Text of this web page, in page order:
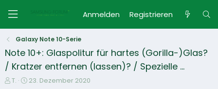
Anmelden Registrieren
Galaxy Note 10-Serie
Note 10+: Glaspolitur für hartes (Gorilla-)Glas?
/ Kratzer entfernen (lassen)? / Spezielle ...
E
T.
E
23. Dezember 2020